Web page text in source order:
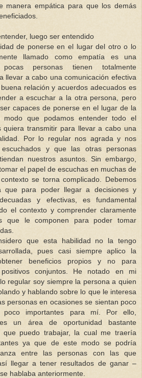
manera empática para que los demás
luego ser entendido
de ponerse en el lugar del otro o lo
llamado como empatía es una
personas tienen totalmente
llevar a cabo una comunicación efectiva
relación y acuerdos adecuados es
a escuchar a la otra persona, pero
capaces de ponerse en el lugar de la
modo que podamos entender todo el
quiera transmitir para llevar a cabo una
Por lo regular nos agrada y nos
y que las otras personas
nuestros asuntos. Sin embargo,
el papel de escuchas en muchas de
se torna complicado. Debemos
que para poder llegar a decisiones y
y efectivas, es fundamental
el contexto y comprender claramente
que le componen para poder tomar
que esta habilidad no la tengo
pues casi siempre aplico la
beneficios propios y no para
conjuntos. He notado en mi
regular soy siempre la persona a quien
y hablando sobre lo que le interesa
personas en ocasiones se sientan poco
poco importantes para mí. Por ello,
un área de oportunidad bastante
que puedo trabajar, la cual me traería
ya que de este modo se podría
entre las personas con las que
llegar a tener resultados de ganar –
hablaba anteriormente.